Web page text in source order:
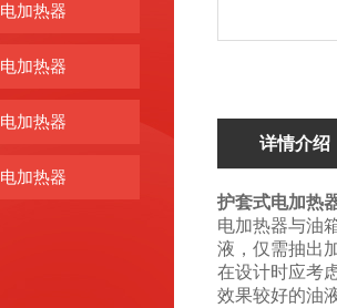
加热器
加热器
加热器
加热器
详情介绍
护套式电加热
电加热器与油
液，仅需抽出
在设计时应考
效果较好的油